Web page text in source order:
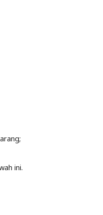
ini.